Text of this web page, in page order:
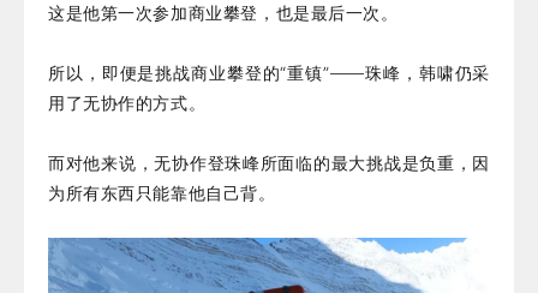
这是他第一次参加商业攀登，也是最后一次。
所以，即便是挑战商业攀登的“重镇”——珠峰，韩啸仍采
用了无协作的方式。
而对他来说，无协作登珠峰所面临的最大挑战是负重，因
为所有东西只能靠他自己背。